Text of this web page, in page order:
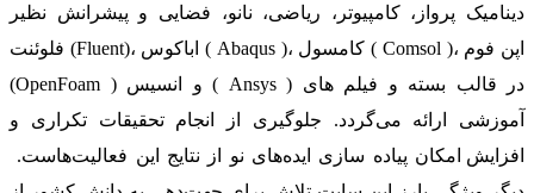
دینامیک پرواز، کامپیوتر، ریاضی، نانو، فضایی و پیشرانش نظیر
فلوئنت (Fluent)، اباکوس ( Abaqus )، کامسول ( Comsol )، اپن فوم
(OpenFoam ) و انسیس ( Ansys ) در قالب بسته‌ و فیلم های
آموزشی ارائه می‌گردد. جلوگیری از انجام تحقیقات تکراری و
افزایش امکان پیاده سازی ایده‌های نو از نتایج این فعالیت‌هاست.